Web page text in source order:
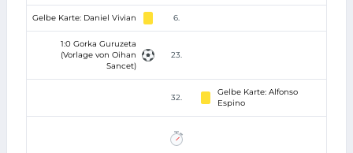
Gelbe Karte: Daniel Vivian 6.
1:0 Gorka Guruzeta
(Vorlage von Oihan
Sancet)
23.
32.
Gelbe Karte: Alfonso
Espino